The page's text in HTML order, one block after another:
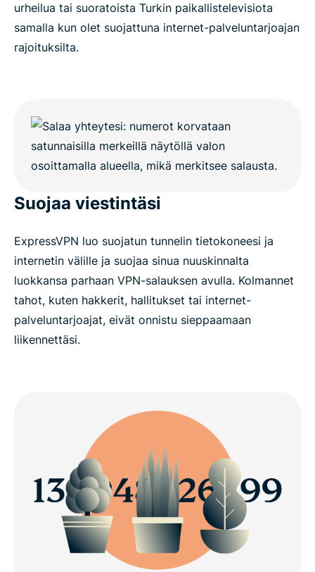
urheilua tai suoratoista Turkin paikallistelevisiota
samalla kun olet suojattuna internet-palveluntarjoajan
rajoituksilta.
Suojaa viestintäsi
ExpressVPN luo suojatun tunnelin tietokoneesi ja
internetin välille ja suojaa sinua nuuskinnalta
luokkansa parhaan VPN-salauksen avulla. Kolmannet
tahot, kuten hakkerit, hallitukset tai internet-
palveluntarjoajat, eivät onnistu sieppaamaan
liikennettäsi.